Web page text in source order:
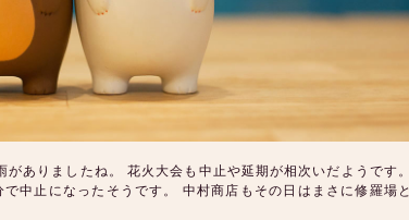
ありましたね。 花火大会も中止や延期が相次いだようです。
中止になったそうです。 中村商店もその日はまさに修羅場と